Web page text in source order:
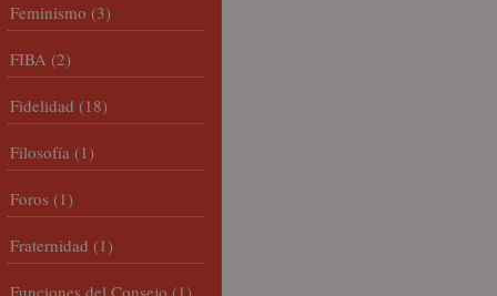
Feminismo (3)
FIBA (2)
Fidelidad (18)
Filosofía (1)
Foros (1)
Fraternidad (1)
Funciones del Consejo (1)